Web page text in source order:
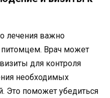
лечения важно
Врач может
для контроля
необходимых
Это поможет убедиться